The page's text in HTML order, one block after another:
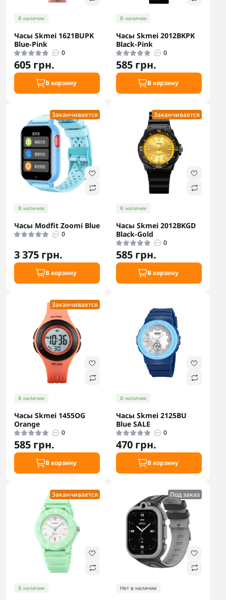
В наличии
Часы Skmei 1621BUPK
Blue-Pink
0
605 грн.
В корзину
В наличии
Часы Skmei 2012BKPK
Black-Pink
0
585 грн.
В корзину
Заканчивается
В наличии
Часы Modfit Zoomi Blue
0
3 375 грн.
В корзину
Заканчивается
В наличии
Часы Skmei 2012BKGD
Black-Gold
0
585 грн.
В корзину
Заканчивается
В наличии
Часы Skmei 1455OG
Orange
0
585 грн.
В корзину
В наличии
Часы Skmei 2125BU
Blue SALE
0
470 грн.
В корзину
Заканчивается
В наличии
Под заказ
Нет в наличии